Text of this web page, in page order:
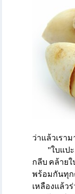
ว่าแล้วเรา
"ใบแป
กลีบ คล้าย
พร้อมกันทุก
เหลืองแล้ว